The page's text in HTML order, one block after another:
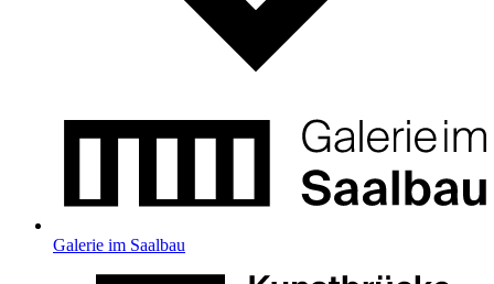
Galerie im Saalbau